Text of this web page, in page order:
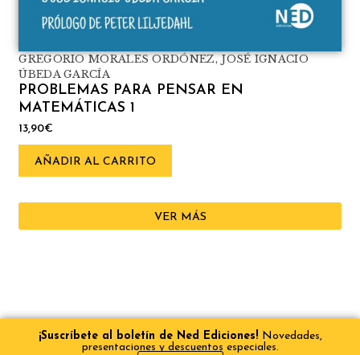
GREGORIO MORALES ORDÓNEZ,JOSÉ IGNACIO
ÚBEDA GARCÍA
PROBLEMAS PARA PENSAR EN
MATEMÁTICAS 1
13,90€
AÑADIR AL CARRITO
VER MÁS
¡Suscríbete al boletín de Ned Ediciones! Novedades,
presentaciones y descuentos especiales.